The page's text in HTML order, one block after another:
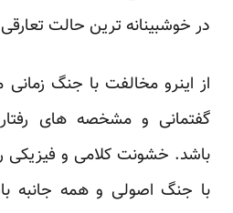
در خوشبینانه ترین حالت
از اینرو مخالفت با جنگ
گفتمانی و مشخصه های
باشد. خشونت کلامی و فیزیکی
با جنگ اصولی و همه جانبه